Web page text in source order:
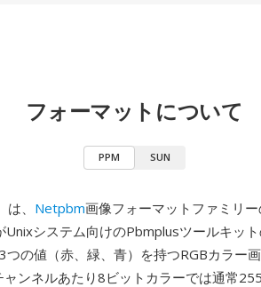
フォーマットについて
PPM SUN
、 Netpbm画像フォーマットファミリー
システム向けのPbmplusツールキッ
の値（赤、緑、青）を持つRGBカラー
ンネルあたり8ビットカラーでは通常